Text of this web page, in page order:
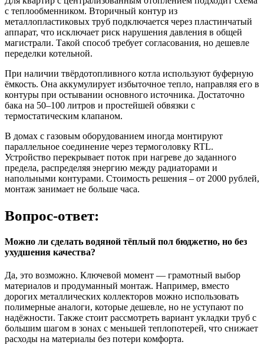
с теплообменником. Вторичный контур из
металлопластиковых труб подключается через пластинчатый
аппарат, что исключает риск нарушения давления в общей
магистрали. Такой способ требует согласования, но дешевле
переделки котельной.
При наличии твёрдотопливного котла используют буферную
ёмкость. Она аккумулирует избыточное тепло, направляя его в
контуры при остывании основного источника. Достаточно
бака на 50–100 литров и простейшей обвязки с
термостатическим клапаном.
В домах с газовым оборудованием иногда монтируют
параллельное соединение через термоголовку RTL.
Устройство перекрывает поток при нагреве до заданного
предела, распределяя энергию между радиаторами и
напольными контурами. Стоимость решения – от 2000 рублей,
монтаж занимает не больше часа.
Вопрос-ответ:
Можно ли сделать водяной тёплый пол бюджетно, но без
ухудшения качества?
Да, это возможно. Ключевой момент — грамотный выбор
материалов и продуманный монтаж. Например, вместо
дорогих металлических коллекторов можно использовать
полимерные аналоги, которые дешевле, но не уступают по
надёжности. Также стоит рассмотреть вариант укладки труб с
большим шагом в зонах с меньшей теплопотерей, что снижает
расходы на материалы без потери комфорта.